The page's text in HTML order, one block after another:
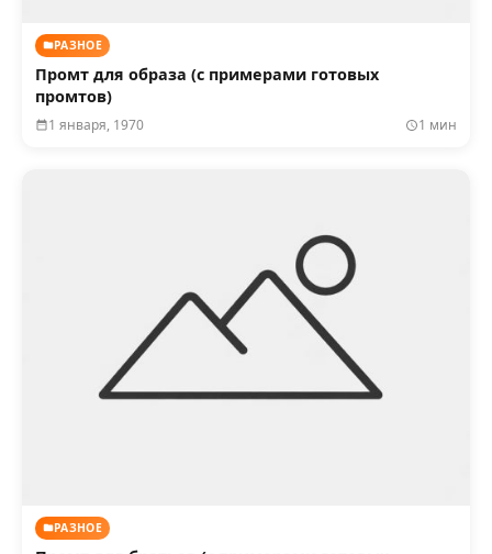
РАЗНОЕ
Промт для образа (с примерами готовых
промтов)
1 января, 1970 1 мин
РАЗНОЕ